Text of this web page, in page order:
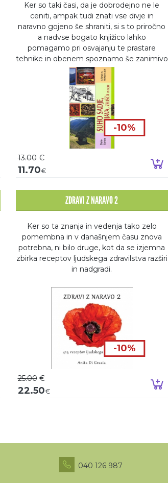
Dodaj v košarico
Ker so taki časi, da je dobrodejno ne le
ceniti, ampak tudi znati vse divje in
naravno gojeno še shraniti, si s to priročno
a nadvse bogato knjižico lahko
pomagamo pri osvajanju te prastare
tehnike in obenem spoznamo še zanimivo
zgodovino sušenja.
-10%
13.00 €
11.70€
Dodaj v košarico
ZDRAVI Z NARAVO 2
Ker so ta znanja in vedenja tako zelo
pomembna in v današnjem času znova
potrebna, ni bilo druge, kot da se izjemna
zbirka receptov ljudskega zdravilstva razširi
in nadgradi.
-10%
25.00 €
22.50€
040 126 987